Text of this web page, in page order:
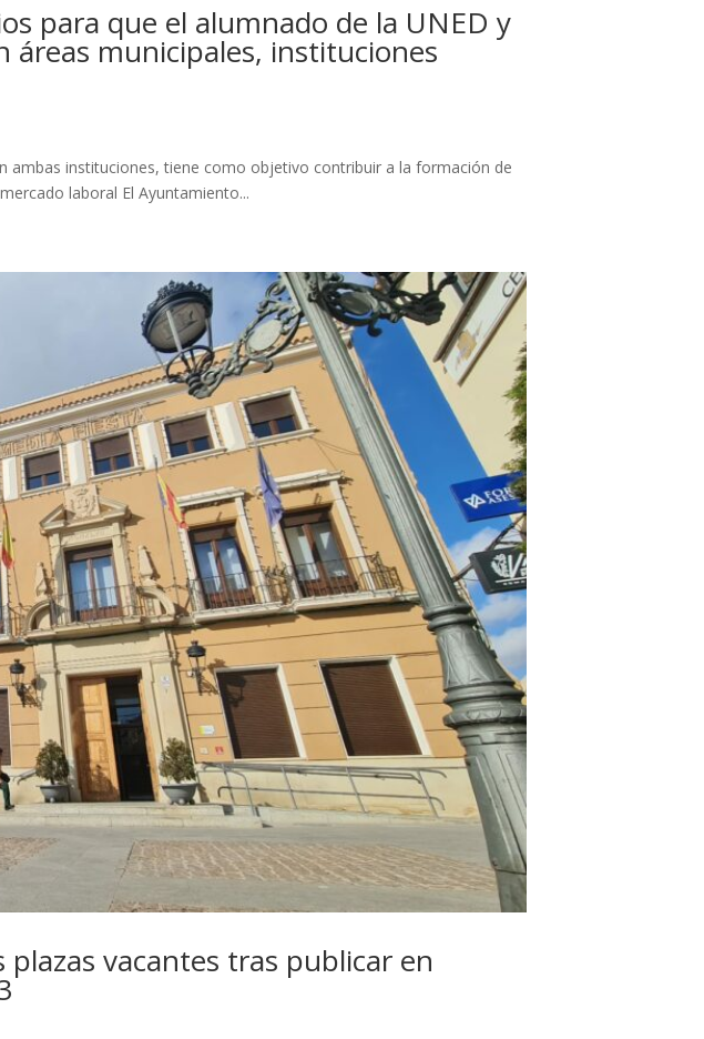
para que el alumnado de la UNED y
áreas municipales, instituciones
ambas instituciones, tiene como objetivo contribuir a la formación de
laboral El Ayuntamiento...
vacantes tras publicar en